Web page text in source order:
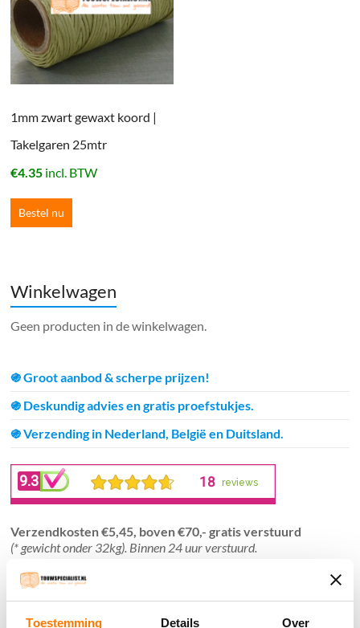
Toestemming Details Over
1mm zwart gewaxt koord |
Takelgaren 25mtr
€4.35 incl. BTW
Bestel nu
Winkelwagen
Geen producten in de winkelwagen.
֍ Groot aanbod & scherpe prijzen!
֍ Deskundig advies en gratis proefstukjes.
֍ Verzending in Nederland, België en Duitsland.
Verzendkosten €5,45, boven €70,- gratis verstuurd
(* gewicht onder 32kg). Binnen 24 uur verstuurd.
Aantal meters worden geleverd aan een stuk.